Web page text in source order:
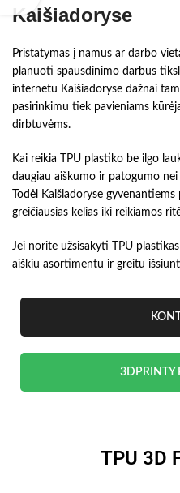
Kaišiadoryse
Pristatymas į namus ar darbo
planuoti spausdinimo darbus
internetu Kaišiadoryse dažnai
pasirinkimu tiek pavieniams
dirbtuvėms.
Kai reikia TPU plastiko be ilgo
daugiau aiškumo ir patogumo
Todėl Kaišiadoryse
greičiausias kelias iki reikiamos
Jei norite užsisakyti TPU
aiškiu asortimentu ir greitu
3DPRINTY
TPU 3D